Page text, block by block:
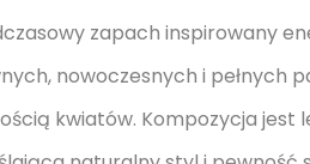
zapach inspirowany
nowoczesnych i pełnych
kwiatów. Kompozycja jest